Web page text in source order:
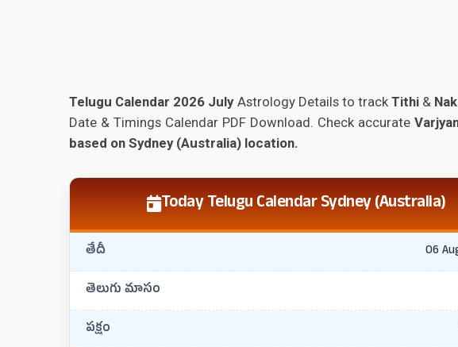
Telugu Calendar 2026 JulyAstrology Details to trackTithi &
Date & Timings Calendar PDF Download. Check accurate
based on Sydney (Australia) location.
Today Telugu Calendar Sydney (Australia)
తేదీ 06
తెలుగు మాసం
పక్షం